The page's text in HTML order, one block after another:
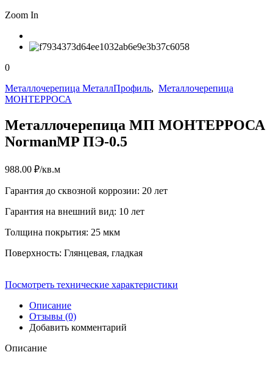
Zoom In
0
Металлочерепица МеталлПрофиль, Металлочерепица
МОНТЕРРОСА
Металлочерепица МП МОНТЕРРОСА
NormanMP ПЭ-0.5
988.00 ₽/кв.м
Гарантия до сквозной коррозии: 20 лет
Гарантия на внешний вид: 10 лет
Толщина покрытия: 25 мкм
Поверхность: Глянцевая, гладкая
Посмотреть технические характеристики
Описание
Отзывы (0)
Добавить комментарий
Описание